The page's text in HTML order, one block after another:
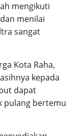
mengikuti
menilai
sangat
Kota Raha,
kepada
dapat
pulang bertemu